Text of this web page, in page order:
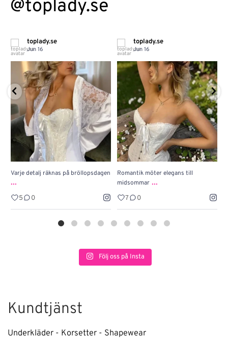
@toplady.se
toplady.se
Jun 16
Varje detalj räknas på bröllopsdagen
...
5 0
toplady.se
Jun 16
Romantik möter elegans till
midsommar ...
7 0
Följ oss på Insta
Kundtjänst
Underkläder - Korsetter - Shapewear